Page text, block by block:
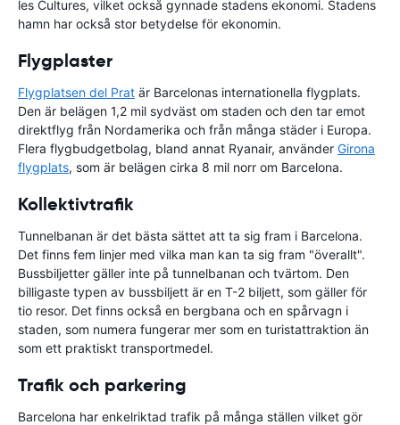
les Cultures, vilket också gynnade stadens ekonomi. Stadens
hamn har också stor betydelse för ekonomin.
Flygplaster
Flygplatsen del Prat är Barcelonas internationella flygplats.
Den är belägen 1,2 mil sydväst om staden och den tar emot
direktflyg från Nordamerika och från många städer i Europa.
Flera flygbudgetbolag, bland annat Ryanair, använder Girona
flygplats, som är belägen cirka 8 mil norr om Barcelona.
Kollektivtrafik
Tunnelbanan är det bästa sättet att ta sig fram i Barcelona.
Det finns fem linjer med vilka man kan ta sig fram "överallt".
Bussbiljetter gäller inte på tunnelbanan och tvärtom. Den
billigaste typen av bussbiljett är en T-2 biljett, som gäller för
tio resor. Det finns också en bergbana och en spårvagn i
staden, som numera fungerar mer som en turistattraktion än
som ett praktiskt transportmedel.
Trafik och parkering
Barcelona har enkelriktad trafik på många ställen vilket gör